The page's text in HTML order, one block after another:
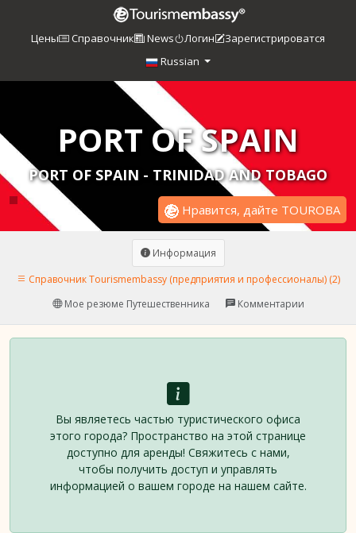
Цены Справочник News Логин
Зарегистрироватся
Russian
PORT OF SPAIN
PORT OF SPAIN - TRINIDAD AND TOBAGO
Нравится, дайте TOUROBA
Информация
Справочник Tourismembassy (предприятия и профессионалы) (2)
Мое резюме Путешественника
Комментарии
Вы являетесь частью туристического офиса
этого города? Пространство на этой странице
доступно для аренды! Свяжитесь с нами,
чтобы получить доступ и управлять
информацией о вашем городе на нашем сайте.